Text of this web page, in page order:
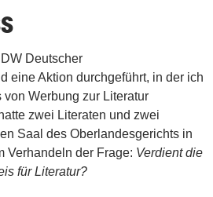
Deutscher
eine Aktion durchgeführt, in der ich
Werbung zur Literatur
zwei Literaten und zwei
Saal des Oberlandesgerichts in
Verhandeln der Frage: Verdient die
für Literatur?